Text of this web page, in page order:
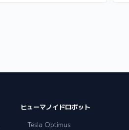
ヒューマノイドロボット
Tesla Optimus